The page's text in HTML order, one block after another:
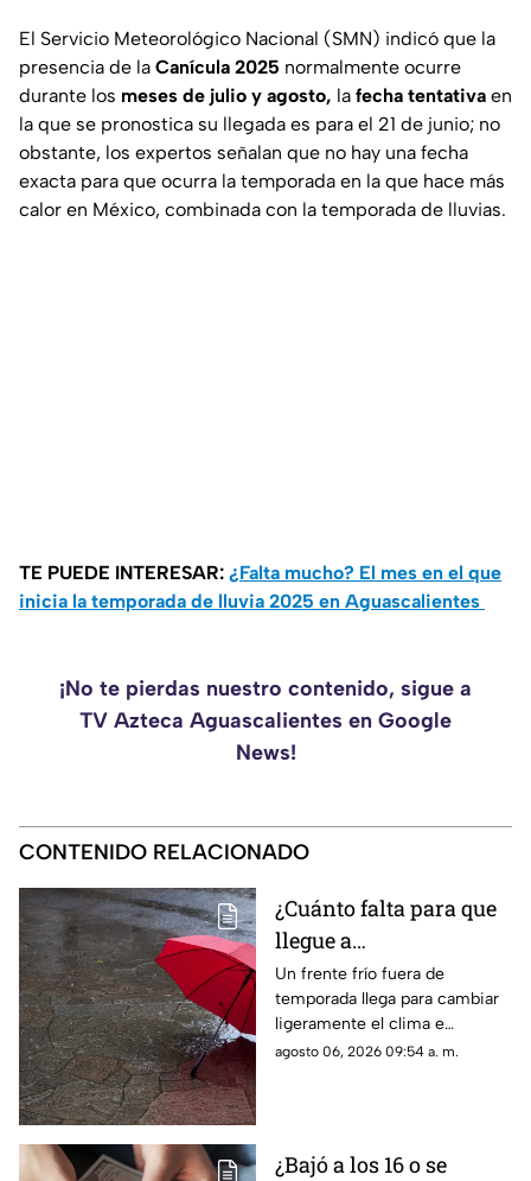
El Servicio Meteorológico Nacional (SMN) indicó que la
presencia de la Canícula 2025 normalmente ocurre
durante los meses de julio y agosto, la fecha tentativa en
la que se pronostica su llegada es para el 21 de junio; no
obstante, los expertos señalan que no hay una fecha
exacta para que ocurra la temporada en la que hace más
calor en México, combinada con la temporada de lluvias.
TE PUEDE INTERESAR: ¿Falta mucho? El mes en el que
inicia la temporada de lluvia 2025 en Aguascalientes
¡No te pierdas nuestro contenido, sigue a
TV Azteca Aguascalientes en Google
News!
CONTENIDO RELACIONADO
¿Cuánto falta para que
llegue a
Aguascalientes? Frente
frío fuera de temporada
afectará en agosto 2026
Un frente frío fuera de
temporada llega para cambiar
ligeramente el clima e
incrementar las lluvias en
agosto 06, 2026 09:54 a. m.
¿Bajó a los 16 o se